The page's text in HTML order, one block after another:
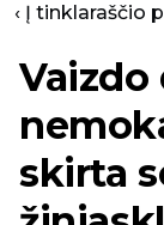
‹ Į tinklaraščio
skirta